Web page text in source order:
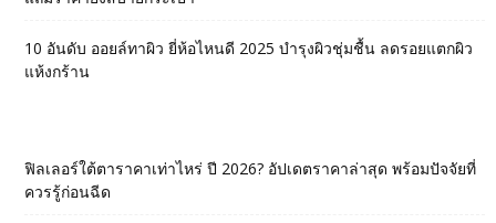
10 อันดับ ออยล์ทาผิว ยี่ห้อไหนดี 2025 บำรุงผิวชุ่มชื้น ลดรอยแตกผิว
แห้งกร้าน
ฟิลเลอร์ใต้ตาราคาเท่าไหร่ ปี 2026? อัปเดตราคาล่าสุด พร้อมปัจจัยที่
ควรรู้ก่อนฉีด